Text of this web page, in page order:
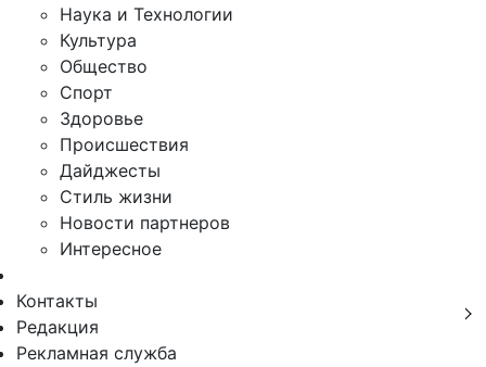
Наука и Технологии
Культура
Общество
Спорт
Здоровье
Происшествия
Дайджесты
Стиль жизни
Новости партнеров
Интересное
Контакты
Редакция
Рекламная служба